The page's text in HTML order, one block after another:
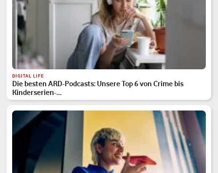
DIGITAL LIFE
Die besten ARD-Podcasts: Unsere Top 6 von Crime bis
Kinderserien-…